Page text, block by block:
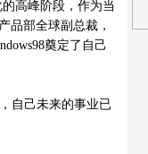
高峰阶段，作为当
品部全球副总裁，
奠定了自己
自己未来的事业已